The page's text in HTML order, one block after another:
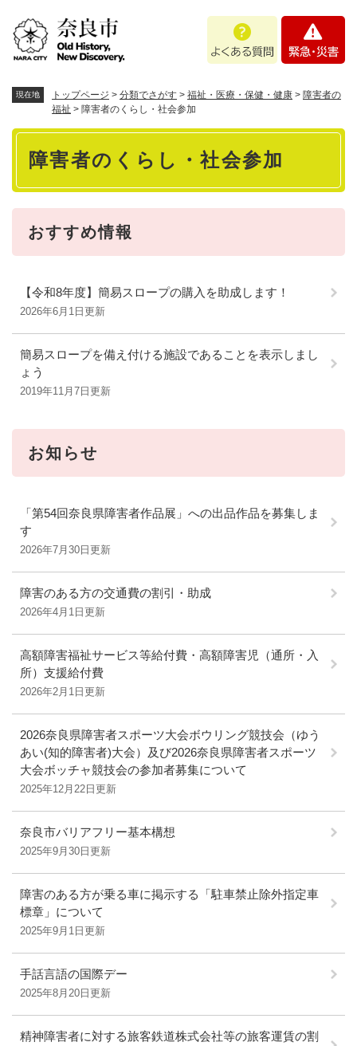
あ
問
・
現在地 トップページ > 分類でさがす > 福祉・医療・保健・健康 > 障害者の
福祉 > 障害者のくらし・社会参加
本
障害者のくらし・社会参加
おすすめ情報
【令和8年度】簡易スロープの購入を助成します！
2026年6月1日更新
簡易スロープを備え付ける施設であることを表示しまし
ょう
2019年11月7日更新
お知らせ
「第54回奈良県障害者作品展」への出品作品を募集しま
す
2026年7月30日更新
障害のある方の交通費の割引・助成
2026年4月1日更新
高額障害福祉サービス等給付費・高額障害児（通所・入
所）支援給付費
2026年2月1日更新
2026奈良県障害者スポーツ大会ボウリング競技会（ゆう
あい(知的障害者)大会）及び2026奈良県障害者スポーツ
大会ボッチャ競技会の参加者募集について
2025年12月22日更新
奈良市バリアフリー基本構想
2025年9月30日更新
障害のある方が乗る車に掲示する「駐車禁止除外指定車
標章」について
2025年9月1日更新
手話言語の国際デー
2025年8月20日更新
精神障害者に対する旅客鉄道株式会社等の旅客運賃の割